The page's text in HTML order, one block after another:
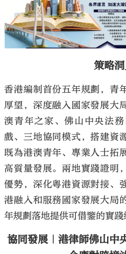
策略
香港編制首份五年規劃，青
厚望，深度融入國家發展大
澳青年之家、佛山中央法
戲、三地協同模式，搭建資
既為港澳青年、專業人士拓
高質量發展。兩地實踐證明
優勢，深化粵港資源對接、
港融入和服務國家發展大局
年規劃落地提供可借鑒的實踐
協同發展｜港律師佛山